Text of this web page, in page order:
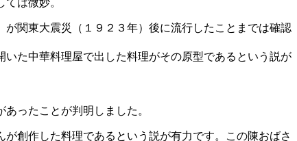
は微妙。
関東大震災（１９２３年）後に流行したことまでは確認
た中華料理屋で出した料理がその原型であるという説が
ったことが判明しました。
創作した料理であるという説が有力です。この陳おばさ